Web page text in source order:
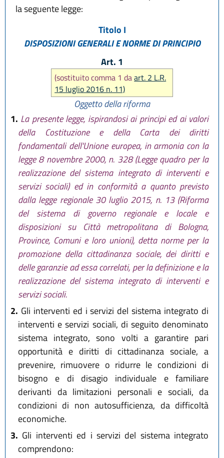
la seguente legge:
Titolo I
DISPOSIZIONI GENERALI E NORME DI PRINCIPIO
Art. 1
(sostituito comma 1 daart. 2 L.R.
15 luglio 2016 n. 11)
Oggetto della riforma
1. La presente legge, ispirandosi ai principi ed ai valori
della Costituzione e della Carta dei diritti
fondamentali dell'Unione europea, in armonia con la
legge 8 novembre 2000, n. 328 (Legge quadro per la
realizzazione del sistema integrato di interventi e
servizi sociali) ed in conformità a quanto previsto
dalla legge regionale 30 luglio 2015, n. 13 (Riforma
del sistema di governo regionale e locale e
disposizioni su Città metropolitana di Bologna,
Province, Comuni e loro unioni), detta norme per la
promozione della cittadinanza sociale, dei diritti e
delle garanzie ad essa correlati, per la definizione e la
realizzazione del sistema integrato di interventi e
servizi sociali.
2. Gli interventi ed i servizi del sistema integrato di
interventi e servizi sociali, di seguito denominato
sistema integrato, sono volti a garantire pari
opportunità e diritti di cittadinanza sociale, a
prevenire, rimuovere o ridurre le condizioni di
bisogno e di disagio individuale e familiare
derivanti da limitazioni personali e sociali, da
condizioni di non autosufficienza, da difficoltà
economiche.
3. Gli interventi ed i servizi del sistema integrato
comprendono: